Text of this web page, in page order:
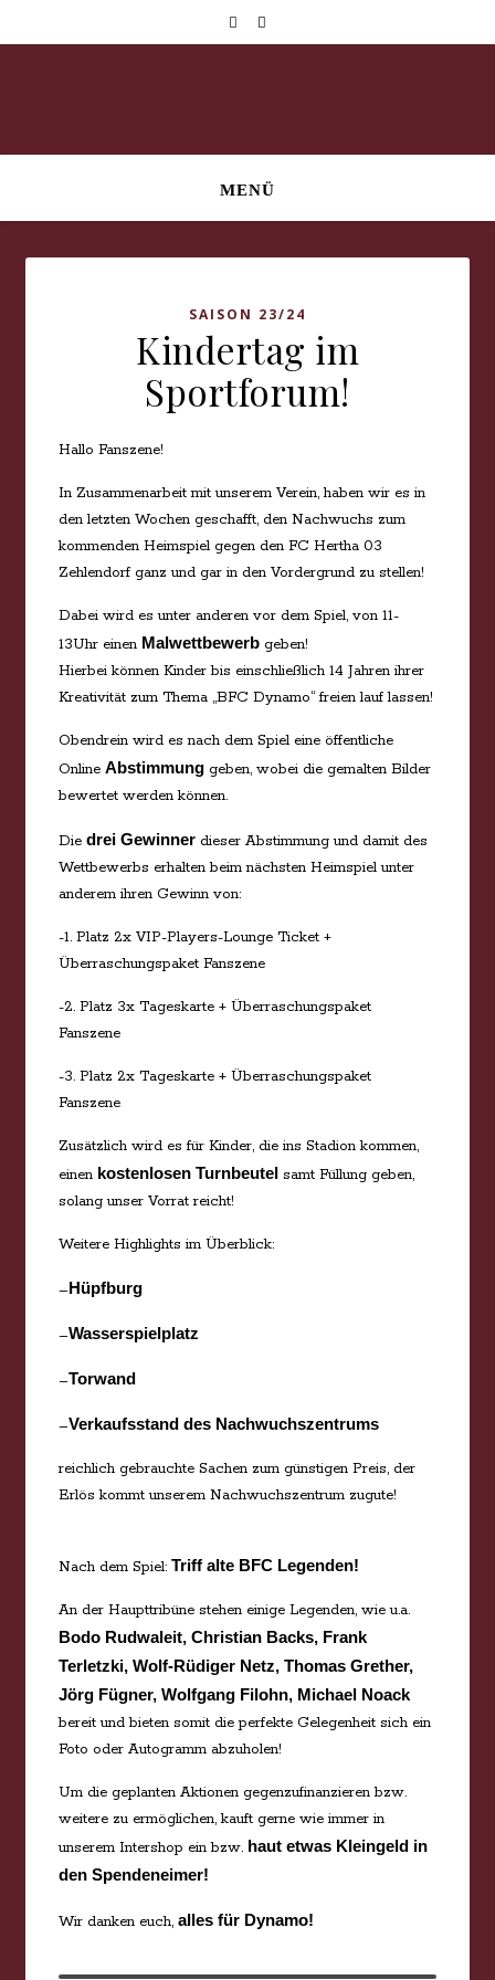
MENÜ
SAISON 23/24
Kindertag im
Sportforum!
Hallo Fanszene!
In Zusammenarbeit mit unserem Verein, haben wir es in
den letzten Wochen geschafft, den Nachwuchs zum
kommenden Heimspiel gegen den FC Hertha 03
Zehlendorf ganz und gar in den Vordergrund zu stellen!
Dabei wird es unter anderen vor dem Spiel, von 11-
13Uhr einen Malwettbewerb geben!
Hierbei können Kinder bis einschließlich 14 Jahren ihrer
Kreativität zum Thema „BFC Dynamo“ freien lauf lassen!
Obendrein wird es nach dem Spiel eine öffentliche
Online Abstimmung geben, wobei die gemalten Bilder
bewertet werden können.
Die drei Gewinner dieser Abstimmung und damit des
Wettbewerbs erhalten beim nächsten Heimspiel unter
anderem ihren Gewinn von:
-1. Platz 2x VIP-Players-Lounge Ticket +
Überraschungspaket Fanszene
-2. Platz 3x Tageskarte + Überraschungspaket
Fanszene
-3. Platz 2x Tageskarte + Überraschungspaket
Fanszene
Zusätzlich wird es für Kinder, die ins Stadion kommen,
einen kostenlosen Turnbeutel samt Füllung geben,
solang unser Vorrat reicht!
Weitere Highlights im Überblick:
–Hüpfburg
–Wasserspielplatz
–Torwand
–Verkaufsstand des Nachwuchszentrums
reichlich gebrauchte Sachen zum günstigen Preis, der
Erlös kommt unserem Nachwuchszentrum zugute!
Nach dem Spiel: Triff alte BFC Legenden!
An der Haupttribüne stehen einige Legenden, wie u.a.
Bodo Rudwaleit, Christian Backs, Frank
Terletzki, Wolf-Rüdiger Netz, Thomas Grether,
Jörg Fügner, Wolfgang Filohn, Michael Noack
bereit und bieten somit die perfekte Gelegenheit sich ein
Foto oder Autogramm abzuholen!
Um die geplanten Aktionen gegenzufinanzieren bzw.
weitere zu ermöglichen, kauft gerne wie immer in
unserem Intershop ein bzw. haut etwas Kleingeld in
den Spendeneimer!
Wir danken euch, alles für Dynamo!